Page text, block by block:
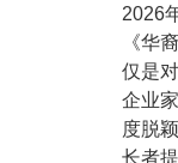
2026
《华
仅是
企业
度脱
长者